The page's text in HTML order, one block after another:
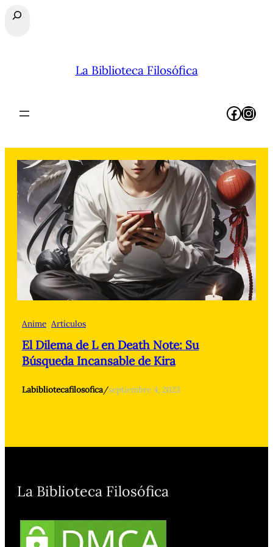
Buscar
La Biblioteca Filosófica
Facebook Instagram
Anime Artículos
El Dilema de L en Death Note: Su
Búsqueda Incansable de Kira
Labibliotecafilosofica/septiembre 4, 2023
La Biblioteca Filosófica